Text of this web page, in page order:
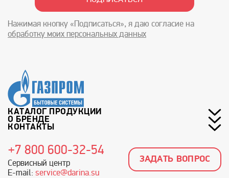
Нажимая кнопку «Подписаться», я даю согласие на
обработку моих персональных данных
КАТАЛОГ ПРОДУКЦИИ
О БРЕНДЕ
КОНТАКТЫ
+7 800 600-32-54
Сервисный центр
E-mail: service@darina.su
ЗАДАТЬ ВОПРОС